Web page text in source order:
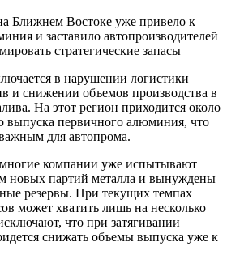
Ближнем Востоке уже привело к
и заставило автопроизводителей
стратегические запасы
в нарушении логистики
и снижении объемов производства в
На этот регион приходится около
выпуска первичного алюминия, что
для автопрома.
компании уже испытывают
новых партий металла и вынуждены
резервы. При текущих темпах
может хватить лишь на несколько
что при затягивании
снижать объемы выпуска уже к